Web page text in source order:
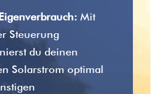
Mit
Steuerung
du deinen
Solarstrom optimal